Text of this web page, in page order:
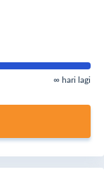
∞ hari lagi